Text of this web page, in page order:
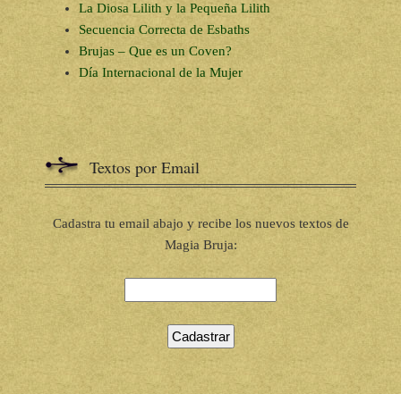
La Diosa Lilith y la Pequeña Lilith
Secuencia Correcta de Esbaths
Brujas – Que es un Coven?
Día Internacional de la Mujer
Textos por Email
Cadastra tu email abajo y recibe los nuevos textos de
Magia Bruja: